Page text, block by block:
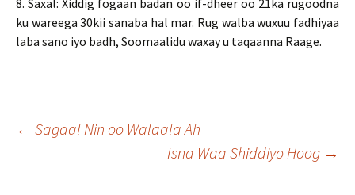
8. Saxal: Xiddig fogaan badan oo if-dheer oo 21ka rugoodna
ku wareega 30kii sanaba hal mar. Rug walba wuxuu fadhiyaa
laba sano iyo badh, Soomaalidu waxay u taqaanna Raage.
Post
← Sagaal Nin oo Walaala Ah
Isna Waa Shiddiyo Hoog →